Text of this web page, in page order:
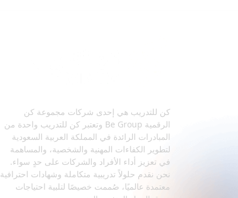
كن للتدريب هي إحدى شركات مجموعة كن
الرقمية Be Group وتعتبر كن للتدريب واحدة من
المبادرات الرائدة في المملكة العربية السعودية
لتطوير الكفاءات المهنية والشخصية، والمساهمة
في تعزيز أداء الأفراد والشركات على حدٍ سواء.
نحن نقدم حلولاً تدريبية متكاملة وشهادات احترافية
معتمدة عالميًا، صُممت خصيصًا لتلبية احتياجات